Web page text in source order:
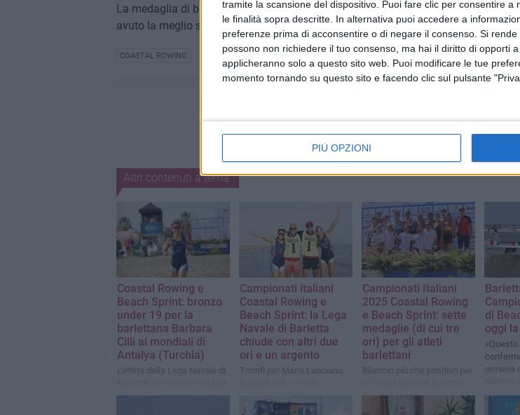
tramite la scansione del dispositivo. Puoi fare clic per consentire
le finalità sopra descritte. In alternativa puoi accedere a
preferenze prima di acconsentire o di negare il consenso. Si rende
possono non richiedere il tuo consenso, ma hai il diritto di opporti
applicheranno solo a questo sito web. Puoi modificare le tue
momento tornando su questo sito e facendo clic sul pulsante
PIÙ OPZIONI
La medaglia di bronzo, per la cronaca , è andata all'austriaca Marlene Kuehr, che
avuto la meglio sulla spagnola Alejandra Garcia Rodriguez.
COASTAL ROWING
Altri contenuti a tema
Coastal Rowing e
Beach Sprint: bronzo
under 19 per la
barlettana Barbara
Cilli ai mondiali di
Antalya (Turchia)
L'atleta della Lega Navale di
Antoni, supera per un solo
Campionati italiani
Coastal Rowing e
Beach Sprint: la Lega
Navale di Barletta
chiude con altri due
ori e un argento
Trionfi per Maria Lanciano,
Argento per Azzurra Severini
Campionati Italiani
2025 Coastal Rowing
e Beach Sprint: sette
medaglie (di cui tre
ori) per gli atleti
barlettani
Bilancio più che positivo per
nella categoria Master. In
corso i Time Trials Senior e
di
oggi
remiera